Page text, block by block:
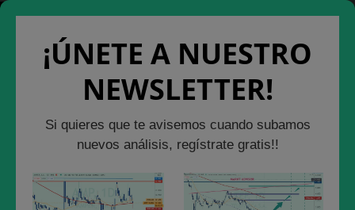
Saltar
ACCIONES EUROPEAS
BANCO SANTANDER
EN 2,8620: MISIÓN
¡ÚNETE A NUESTRO
NEWSLETTER!
Si quieres que te avisemos cuando subamos
nuevos análisis, regístrate gratis!!
Cerrar Ventana